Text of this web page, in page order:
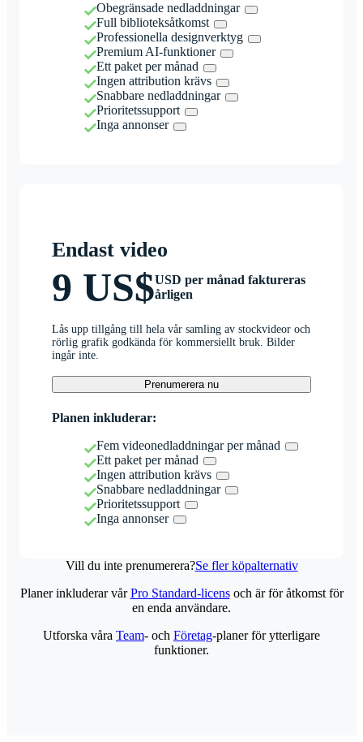
Obegränsade nedladdningar
Full biblioteksåtkomst
Professionella designverktyg
Premium AI-funktioner
Ett paket per månad
Ingen attribution krävs
Snabbare nedladdningar
Prioritetssupport
Inga annonser
Endast video
9 US$USD per månad faktureras
årligen
Lås upp tillgång till hela vår samling av stockvideor och
rörlig grafik godkända för kommersiellt bruk. Bilder
ingår inte.
Prenumerera nu
Planen inkluderar:
Fem videonedladdningar per månad
Ett paket per månad
Ingen attribution krävs
Snabbare nedladdningar
Prioritetssupport
Inga annonser
Vill du inte prenumerera?Se fler köpalternativ
Planer inkluderar vårPro Standard-licensoch är för åtkomst för
en enda användare.
Utforska våra Team- och Företag-planer för ytterligare
funktioner.